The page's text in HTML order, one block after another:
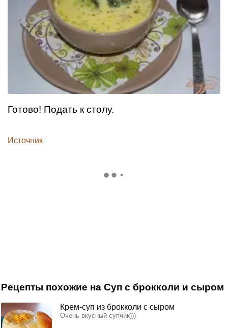
Готово! Подать к столу.
Источник
Рецепты похожие на Суп с брокколи и сыром
Крем-суп из брокколи с сыром
Очень вкусный супчик)))